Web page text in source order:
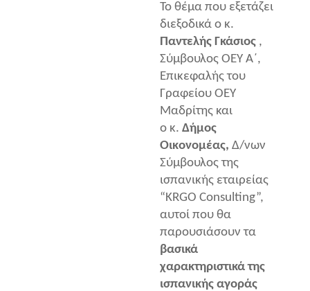
Το θέμα που εξετάζει
διεξοδικά ο κ.
Παντελής Γκάσιος ,
Σύμβουλος ΟΕΥ Α΄,
Επικεφαλής του
Γραφείου ΟΕΥ
Μαδρίτης και
ο κ.Δήμος
Οικονομέας, Δ/νων
Σύμβουλος της
ισπανικής εταιρείας
“KRGO Consulting”,
αυτοί που θα
παρουσιάσουν τα
βασικά
χαρακτηριστικά της
ισπανικής αγοράς